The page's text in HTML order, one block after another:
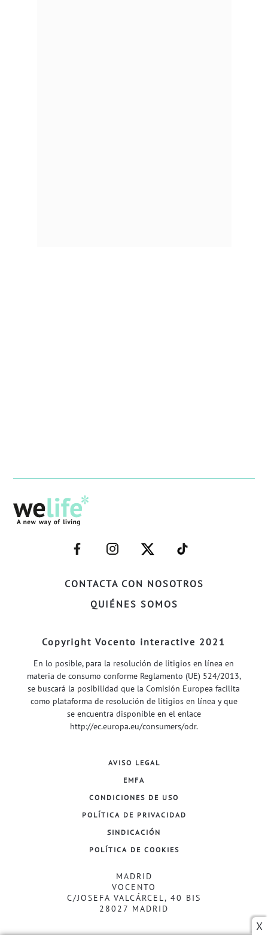
X
CONTACTA CON NOSOTROS
QUIÉNES SOMOS
–
FACEBOOK–
–
INSTAGRAM–
–
TWITTER–
–
WELIFE–
Copyright Vocento interactive 2021
En lo posible, para la resolución de litigios en línea en
materia de consumo conforme Reglamento (UE) 524/2013,
se buscará la posibilidad que la Comisión Europea facilita
como plataforma de resolución de litigios en línea y que
se encuentra disponible en el enlace
http://ec.europa.eu/consumers/odr.
AVISO LEGAL
EMFA
CONDICIONES DE USO
POLÍTICA DE PRIVACIDAD
SINDICACIÓN
POLÍTICA DE COOKIES
MADRID
VOCENTO
C/JOSEFA VALCÁRCEL, 40 BIS
28027 MADRID